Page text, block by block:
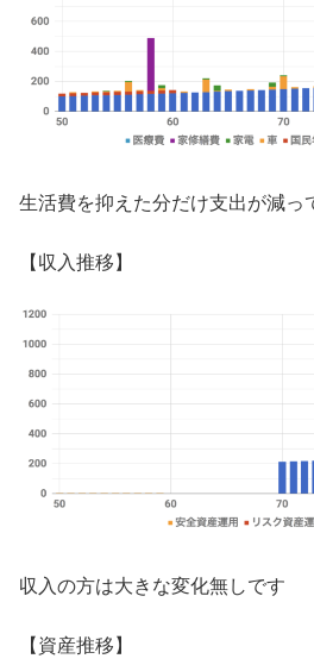
生活費を抑えた分だけ支出が減っ
【収入推移】
収入の方は大きな変化無しです
【資産推移】